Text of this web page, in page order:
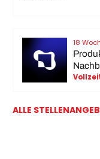
18
ALLE